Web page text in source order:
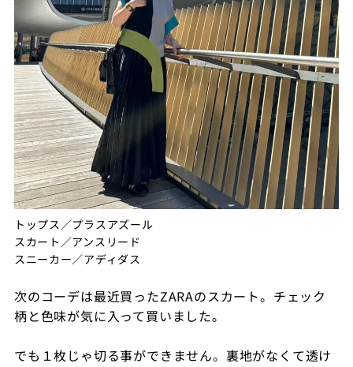
トップス／プラスアズール
スカート／アンスリード
スニーカー／アディダス
次のコーデは最近買ったZARAのスカート。チェック
柄と色味が気に入って買いました。
でも１枚じゃ切る事ができません。裏地がなくて透け